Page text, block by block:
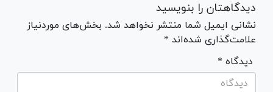
دیدگاهتان را بنویسید
نشانی ایمیل شما منتشر نخواهد شد. بخش‌های موردنیاز
علامت‌گذاری شده‌اند *
* دیدگاه